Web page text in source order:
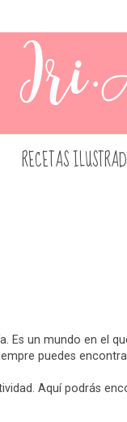
RECETAS
Es un mundo en el
puedes
Aquí podrás